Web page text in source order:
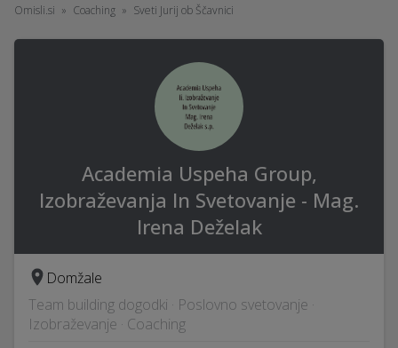
Omisli.si Coaching Sveti Jurij ob Ščavnici
Academia Uspeha Group,
Izobraževanja In Svetovanje - Mag.
Irena Deželak
Domžale
Team building dogodki · Poslovno svetovanje ·
Izobraževanje · Coaching